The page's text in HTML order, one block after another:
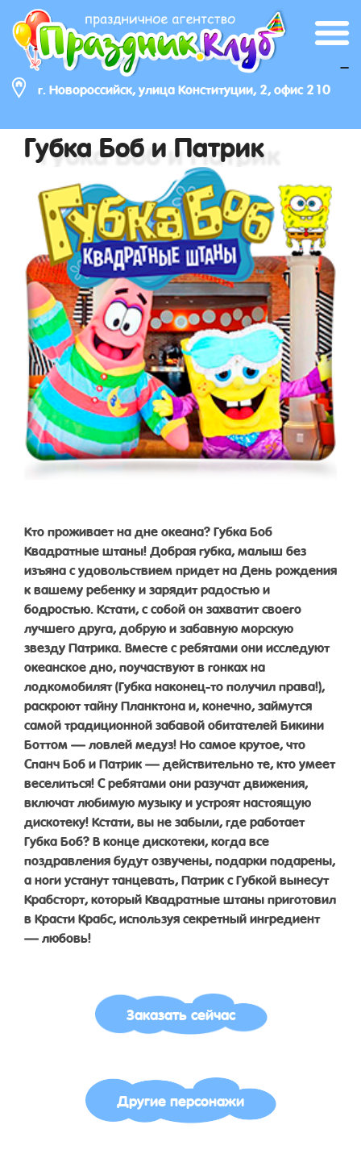
г. Новороссийск, улица Конституции, 2, офис 210
_
Губка Боб и Патрик
Кто проживает на дне океана? Губка Боб
Квадратные штаны! Добрая губка, малыш без
изъяна с удовольствием придет на День рождения
к вашему ребенку и зарядит радостью и
бодростью. Кстати, с собой он захватит своего
лучшего друга, добрую и забавную морскую
звезду Патрика. Вместе с ребятами они исследуют
океанское дно, поучаствуют в гонках на
лодкомобилят (Губка наконец-то получил права!),
раскроют тайну Планктона и, конечно, займутся
самой традиционной забавой обитателей Бикини
Боттом — ловлей медуз! Но самое крутое, что
Спанч Боб и Патрик — действительно те, кто умеет
веселиться! С ребятами они разучат движения,
включат любимую музыку и устроят настоящую
дискотеку! Кстати, вы не забыли, где работает
Губка Боб? В конце дискотеки, когда все
поздравления будут озвучены, подарки подарены,
а ноги устанут танцевать, Патрик с Губкой вынесут
Крабсторт, который Квадратные штаны приготовил
в Красти Крабс, используя секретный ингредиент
— любовь!
Заказать сейчас
Другие персонажи